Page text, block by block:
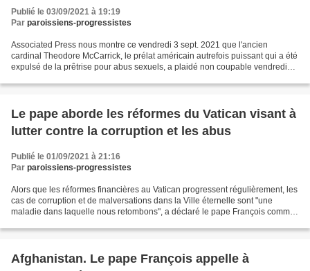
Publié le 03/09/2021 à 19:19
Par paroissiens-progressistes
Associated Press nous montre ce vendredi 3 sept. 2021 que l'ancien
cardinal Theodore McCarrick, le prélat américain autrefois puissant qui a été
expulsé de la prêtrise pour abus sexuels, a plaidé non coupable vendredi
Le pape aborde les réformes du Vatican visant à
lutter contre la corruption et les abus
Publié le 01/09/2021 à 21:16
Par paroissiens-progressistes
Alors que les réformes financières au Vatican progressent régulièrement, les
cas de corruption et de malversations dans la Ville éternelle sont "une
maladie dans laquelle nous retombons", a déclaré le pape François comme
Afghanistan. Le pape François appelle à